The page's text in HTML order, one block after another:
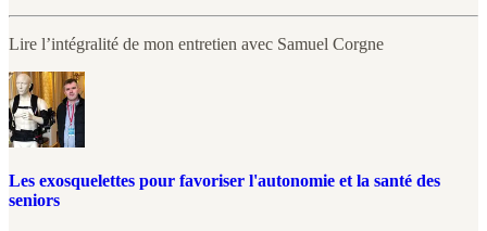
Lire l’intégralité de mon entretien avec Samuel Corgne
Les exosquelettes pour favoriser l'autonomie et la santé des
seniors